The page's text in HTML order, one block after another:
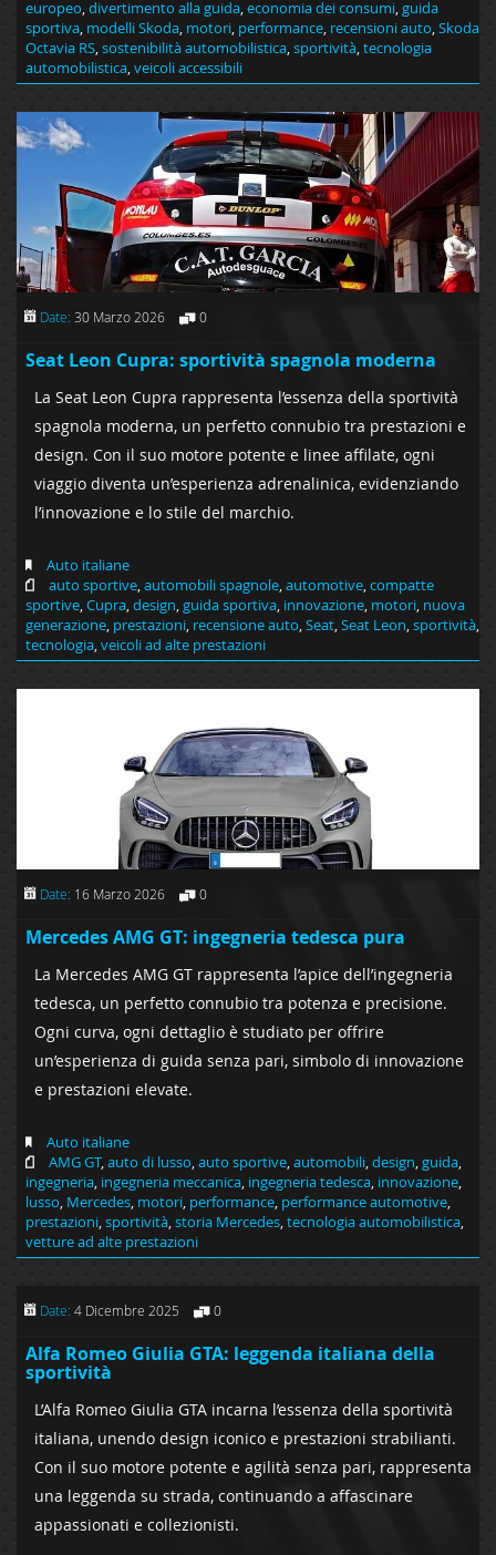
europeo,divertimento alla guida,economia dei consumi,guida
sportiva, modelli Skoda, motori, performance, recensioni auto,Skoda
Octavia RS,sostenibilità automobilistica,sportività,tecnologia
automobilistica,veicoli accessibili
Date: 30 Marzo 2026 0
Seat Leon Cupra: sportività spagnola moderna
La Seat Leon Cupra rappresenta l’essenza della sportività
spagnola moderna, un perfetto connubio tra prestazioni e
design. Con il suo motore potente e linee affilate, ogni
viaggio diventa un’esperienza adrenalinica, evidenziando
l’innovazione e lo stile del marchio.
Auto italiane
auto sportive,automobili spagnole,automotive,compatte
sportive,Cupra,design,guida sportiva, innovazione, motori, nuova
generazione, prestazioni, recensione auto,Seat,Seat Leon,sportività,
tecnologia,veicoli ad alte prestazioni
Date: 16 Marzo 2026 0
Mercedes AMG GT: ingegneria tedesca pura
La Mercedes AMG GT rappresenta l’apice dell’ingegneria
tedesca, un perfetto connubio tra potenza e precisione.
Ogni curva, ogni dettaglio è studiato per offrire
un’esperienza di guida senza pari, simbolo di innovazione
e prestazioni elevate.
Auto italiane
AMG GT,auto di lusso,auto sportive,automobili,design,guida,
ingegneria, ingegneria meccanica, ingegneria tedesca, innovazione,
lusso, Mercedes, motori, performance, performance automotive,
prestazioni,sportività,storia Mercedes,tecnologia automobilistica,
vetture ad alte prestazioni
Date: 4 Dicembre 2025 0
Alfa Romeo Giulia GTA: leggenda italiana della
sportività
L’Alfa Romeo Giulia GTA incarna l’essenza della sportività
italiana, unendo design iconico e prestazioni strabilianti.
Con il suo motore potente e agilità senza pari, rappresenta
una leggenda su strada, continuando a affascinare
appassionati e collezionisti.